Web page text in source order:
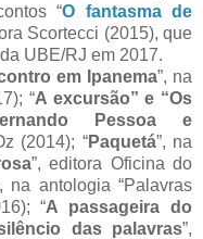
“O fantasma de
Scortecci (2015), que
UBE/RJ em 2017.
em Ipanema”, na
“A excursão” e “Os
Pessoa e
(2014); “Paquetá”, na
”, editora Oficina do
na antologia “Palavras
“A passageira do
das palavras”,